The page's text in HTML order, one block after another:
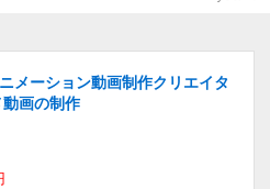
メーション動画制作クリエイタ
画の制作